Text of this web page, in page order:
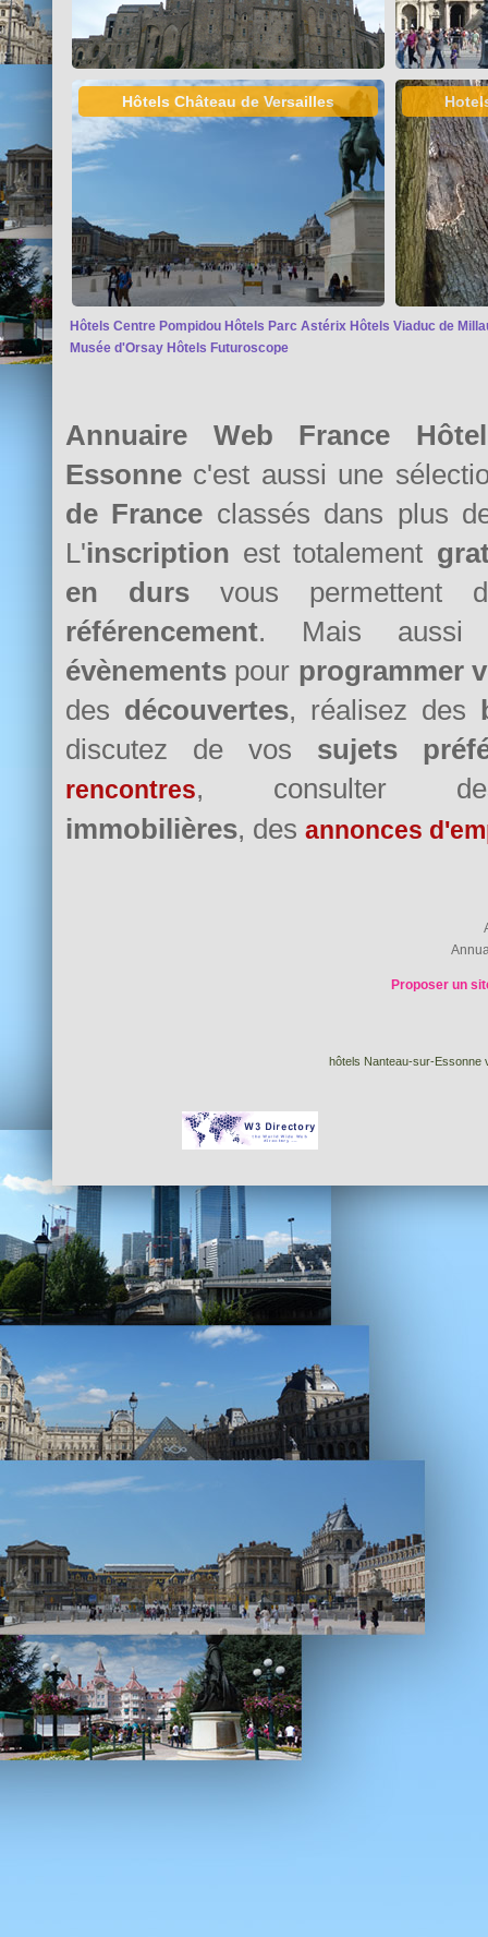
Hôtels Château de Versailles
Hôtels Centre Pompidou Hôtels Parc Astérix Hôtels Viaduc de
Musée d'Orsay Hôtels Futuroscope
Annuaire Web France
Essonne c'est aussi une
de France classés dans plus
L'inscription est totalement
en durs vous permettent
référencement. Mais
évènements pour programmer
des découvertes, réalisez des
discutez de vos sujets
rencontres, consulter
immobilières, des annonces
Proposer un
hôtels Nanteau-sur-Essonne